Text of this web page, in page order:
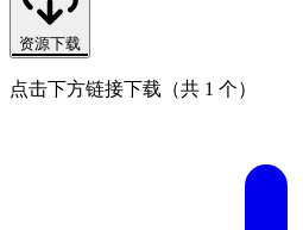
资源下载
点击下方链接下载（共 1 个）